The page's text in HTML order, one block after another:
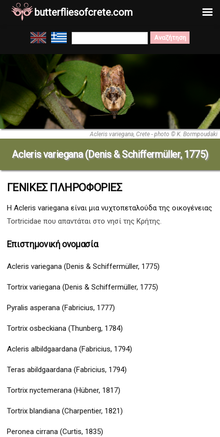
Μετάβαση
περιεχόμενο
Search
Acleris variegana, Crete - photo © K. Bormpoudaki
Acleris variegana (Denis & Schiffermüller, 1775)
ΓΕΝΙΚΕΣ ΠΛΗΡΟΦΟΡΙΕΣ
Η Acleris variegana είναι μια νυχτοπεταλούδα της οικογένειας
Tortricidae που απαντάται στο νησί της Κρήτης.
Επιστημονική ονομασία
Acleris variegana (Denis & Schiffermüller, 1775)
Tortrix variegana (Denis & Schiffermüller, 1775)
Pyralis asperana (Fabricius, 1777)
Tortrix osbeckiana (Thunberg, 1784)
Acleris albildgaardana (Fabricius, 1794)
Teras abildgaardana (Fabricius, 1794)
Tortrix nyctemerana (Hübner, 1817)
Tortrix blandiana (Charpentier, 1821)
Peronea cirrana (Curtis, 1835)
butterfliesofcrete.com